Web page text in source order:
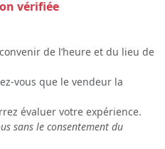
vérifiée
de l’heure et du lieu de
vous que le vendeur la
évaluer votre expérience.
sans le consentement du